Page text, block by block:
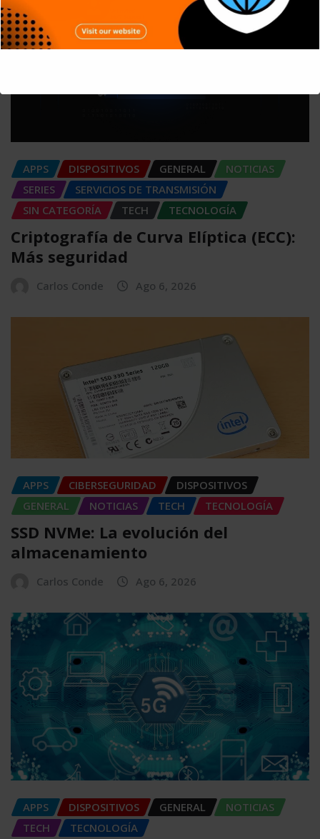
APPS DISPOSITIVOS GENERAL
NOTICIAS
SERIES
SERVICIOS DE TRANSMISIÓN
SIN CATEGORÍA
TECH TECNOLOGÍA
Criptografía de Curva Elíptica (ECC):
Más seguridad
Carlos Conde Ago 6, 2026
APPS CIBERSEGURIDAD
DISPOSITIVOS
GENERAL
NOTICIAS TECH TECNOLOGÍA
SSD NVMe: La evolución del
almacenamiento
Carlos Conde Ago 6, 2026
APPS DISPOSITIVOS GENERAL
NOTICIAS
TECH
TECNOLOGÍA